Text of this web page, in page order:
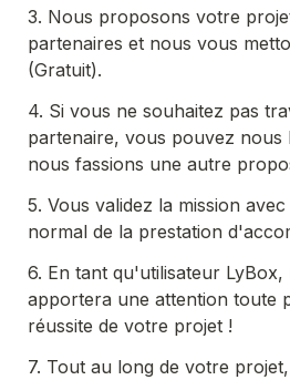
3. Nous proposons votre
partenaires et nous vous
(Gratuit).
4. Si vous ne souhaitez pas
partenaire, vous pouvez nous
nous fassions une autre
5. Vous validez la mission
normal de la prestation
6. En tant qu'utilisateur
apportera une attention toute
réussite de votre projet !
7. Tout au long de votre